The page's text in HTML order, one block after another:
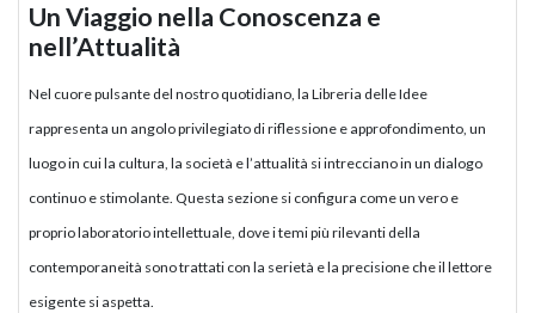
Un Viaggio nella Conoscenza e
nell’Attualità
Nel cuore pulsante del nostro quotidiano, la Libreria delle Idee
rappresenta un angolo privilegiato di riflessione e approfondimento, un
luogo in cui la cultura, la società e l’attualità si intrecciano in un dialogo
continuo e stimolante. Questa sezione si configura come un vero e
proprio laboratorio intellettuale, dove i temi più rilevanti della
contemporaneità sono trattati con la serietà e la precisione che il lettore
esigente si aspetta.